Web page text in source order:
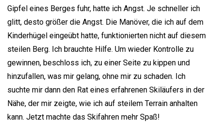
Gipfel eines Berges fuhr, hatte ich Angst. Je schneller ich
glitt, desto größer die Angst. Die Manöver, die ich auf dem
Kinderhügel eingeübt hatte, funktionierten nicht auf diesem
steilen Berg. Ich brauchte Hilfe. Um wieder Kontrolle zu
gewinnen, beschloss ich, zu einer Seite zu kippen und
hinzufallen, was mir gelang, ohne mir zu schaden. Ich
suchte mir dann den Rat eines erfahrenen Skiläufers in der
Nähe, der mir zeigte, wie ich auf steilem Terrain anhalten
kann. Jetzt machte das Skifahren mehr Spaß!